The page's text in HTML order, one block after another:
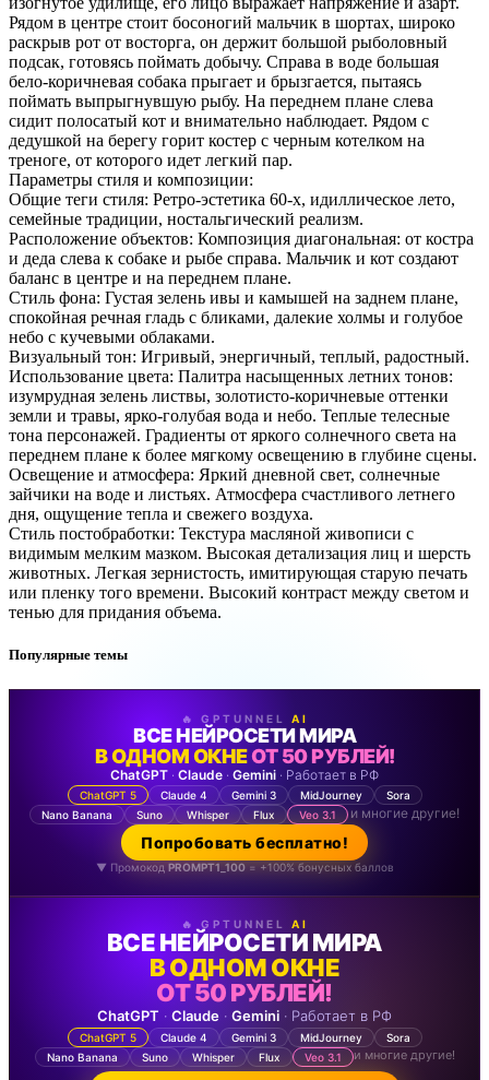
Рядом в центре стоит босоногий мальчик в шортах, широко
раскрыв рот от восторга, он держит большой рыболовный
подсак, готовясь поймать добычу. Справа в воде большая
бело-коричневая собака прыгает и брызгается, пытаясь
поймать выпрыгнувшую рыбу. На переднем плане слева
сидит полосатый кот и внимательно наблюдает. Рядом с
дедушкой на берегу горит костер с черным котелком на
треноге, от которого идет легкий пар.
Параметры стиля и композиции:
Общие теги стиля: Ретро-эстетика 60-х, идиллическое лето,
семейные традиции, ностальгический реализм.
Расположение объектов: Композиция диагональная: от костра
и деда слева к собаке и рыбе справа. Мальчик и кот создают
баланс в центре и на переднем плане.
Стиль фона: Густая зелень ивы и камышей на заднем плане,
спокойная речная гладь с бликами, далекие холмы и голубое
небо с кучевыми облаками.
Визуальный тон: Игривый, энергичный, теплый, радостный.
Использование цвета: Палитра насыщенных летних тонов:
изумрудная зелень листвы, золотисто-коричневые оттенки
земли и травы, ярко-голубая вода и небо. Теплые телесные
тона персонажей. Градиенты от яркого солнечного света на
переднем плане к более мягкому освещению в глубине сцены.
Освещение и атмосфера: Яркий дневной свет, солнечные
зайчики на воде и листьях. Атмосфера счастливого летнего
дня, ощущение тепла и свежего воздуха.
Стиль постобработки: Текстура масляной живописи с
видимым мелким мазком. Высокая детализация лиц и шерсть
животных. Легкая зернистость, имитирующая старую печать
или пленку того времени. Высокий контраст между светом и
тенью для придания объема.
Популярные темы
🔥 GPTUNNEL AI
ВСЕ НЕЙРОСЕТИ МИРА
В ОДНОМ ОКНЕОТ 50 РУБЛЕЙ!
ChatGPT · Claude · Gemini · Работает в РФ
ChatGPT 5 Claude 4 Gemini 3 MidJourney
Sora
Nano Banana
Suno Whisper Flux Veo 3.1 и многие другие!
Попробовать бесплатно!
▼ Промокод PROMPT1_100= +100% бонусных баллов
🔥 GPTUNNEL AI
ВСЕ НЕЙРОСЕТИ МИРА
В ОДНОМ ОКНЕ
ОТ 50 РУБЛЕЙ!
ChatGPT · Claude · Gemini · Работает в РФ
ChatGPT 5 Claude 4 Gemini 3 MidJourney
Sora
Nano Banana
Suno Whisper Flux Veo 3.1 и многие другие!